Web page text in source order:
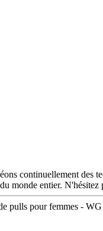
continuellement des
monde entier.
pulls pour femmes -